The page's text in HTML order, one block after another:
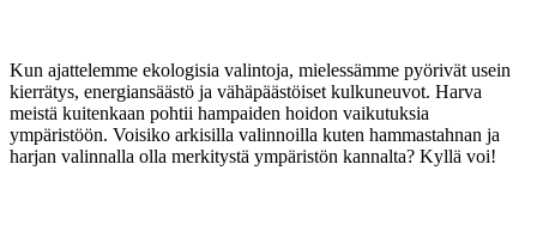
Kun ajattelemme ekologisia valintoja, mielessämme pyörivät usein
kierrätys, energiansäästö ja vähäpäästöiset kulkuneuvot. Harva
meistä kuitenkaan pohtii hampaiden hoidon vaikutuksia
ympäristöön. Voisiko arkisilla valinnoilla kuten hammastahnan ja
harjan valinnalla olla merkitystä ympäristön kannalta? Kyllä voi!